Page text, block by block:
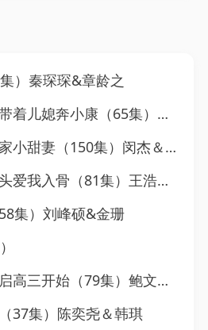
）秦琛琛&章龄之
奔小康（65集）刘月涛&白晶晶
甜妻（150集）闵杰＆崔晓萱
入骨（81集）王浩翔＆马乐婕
集）刘峰硕&金珊
开始（79集）鲍文浩＆王倩
37集）陈奕尧＆韩琪